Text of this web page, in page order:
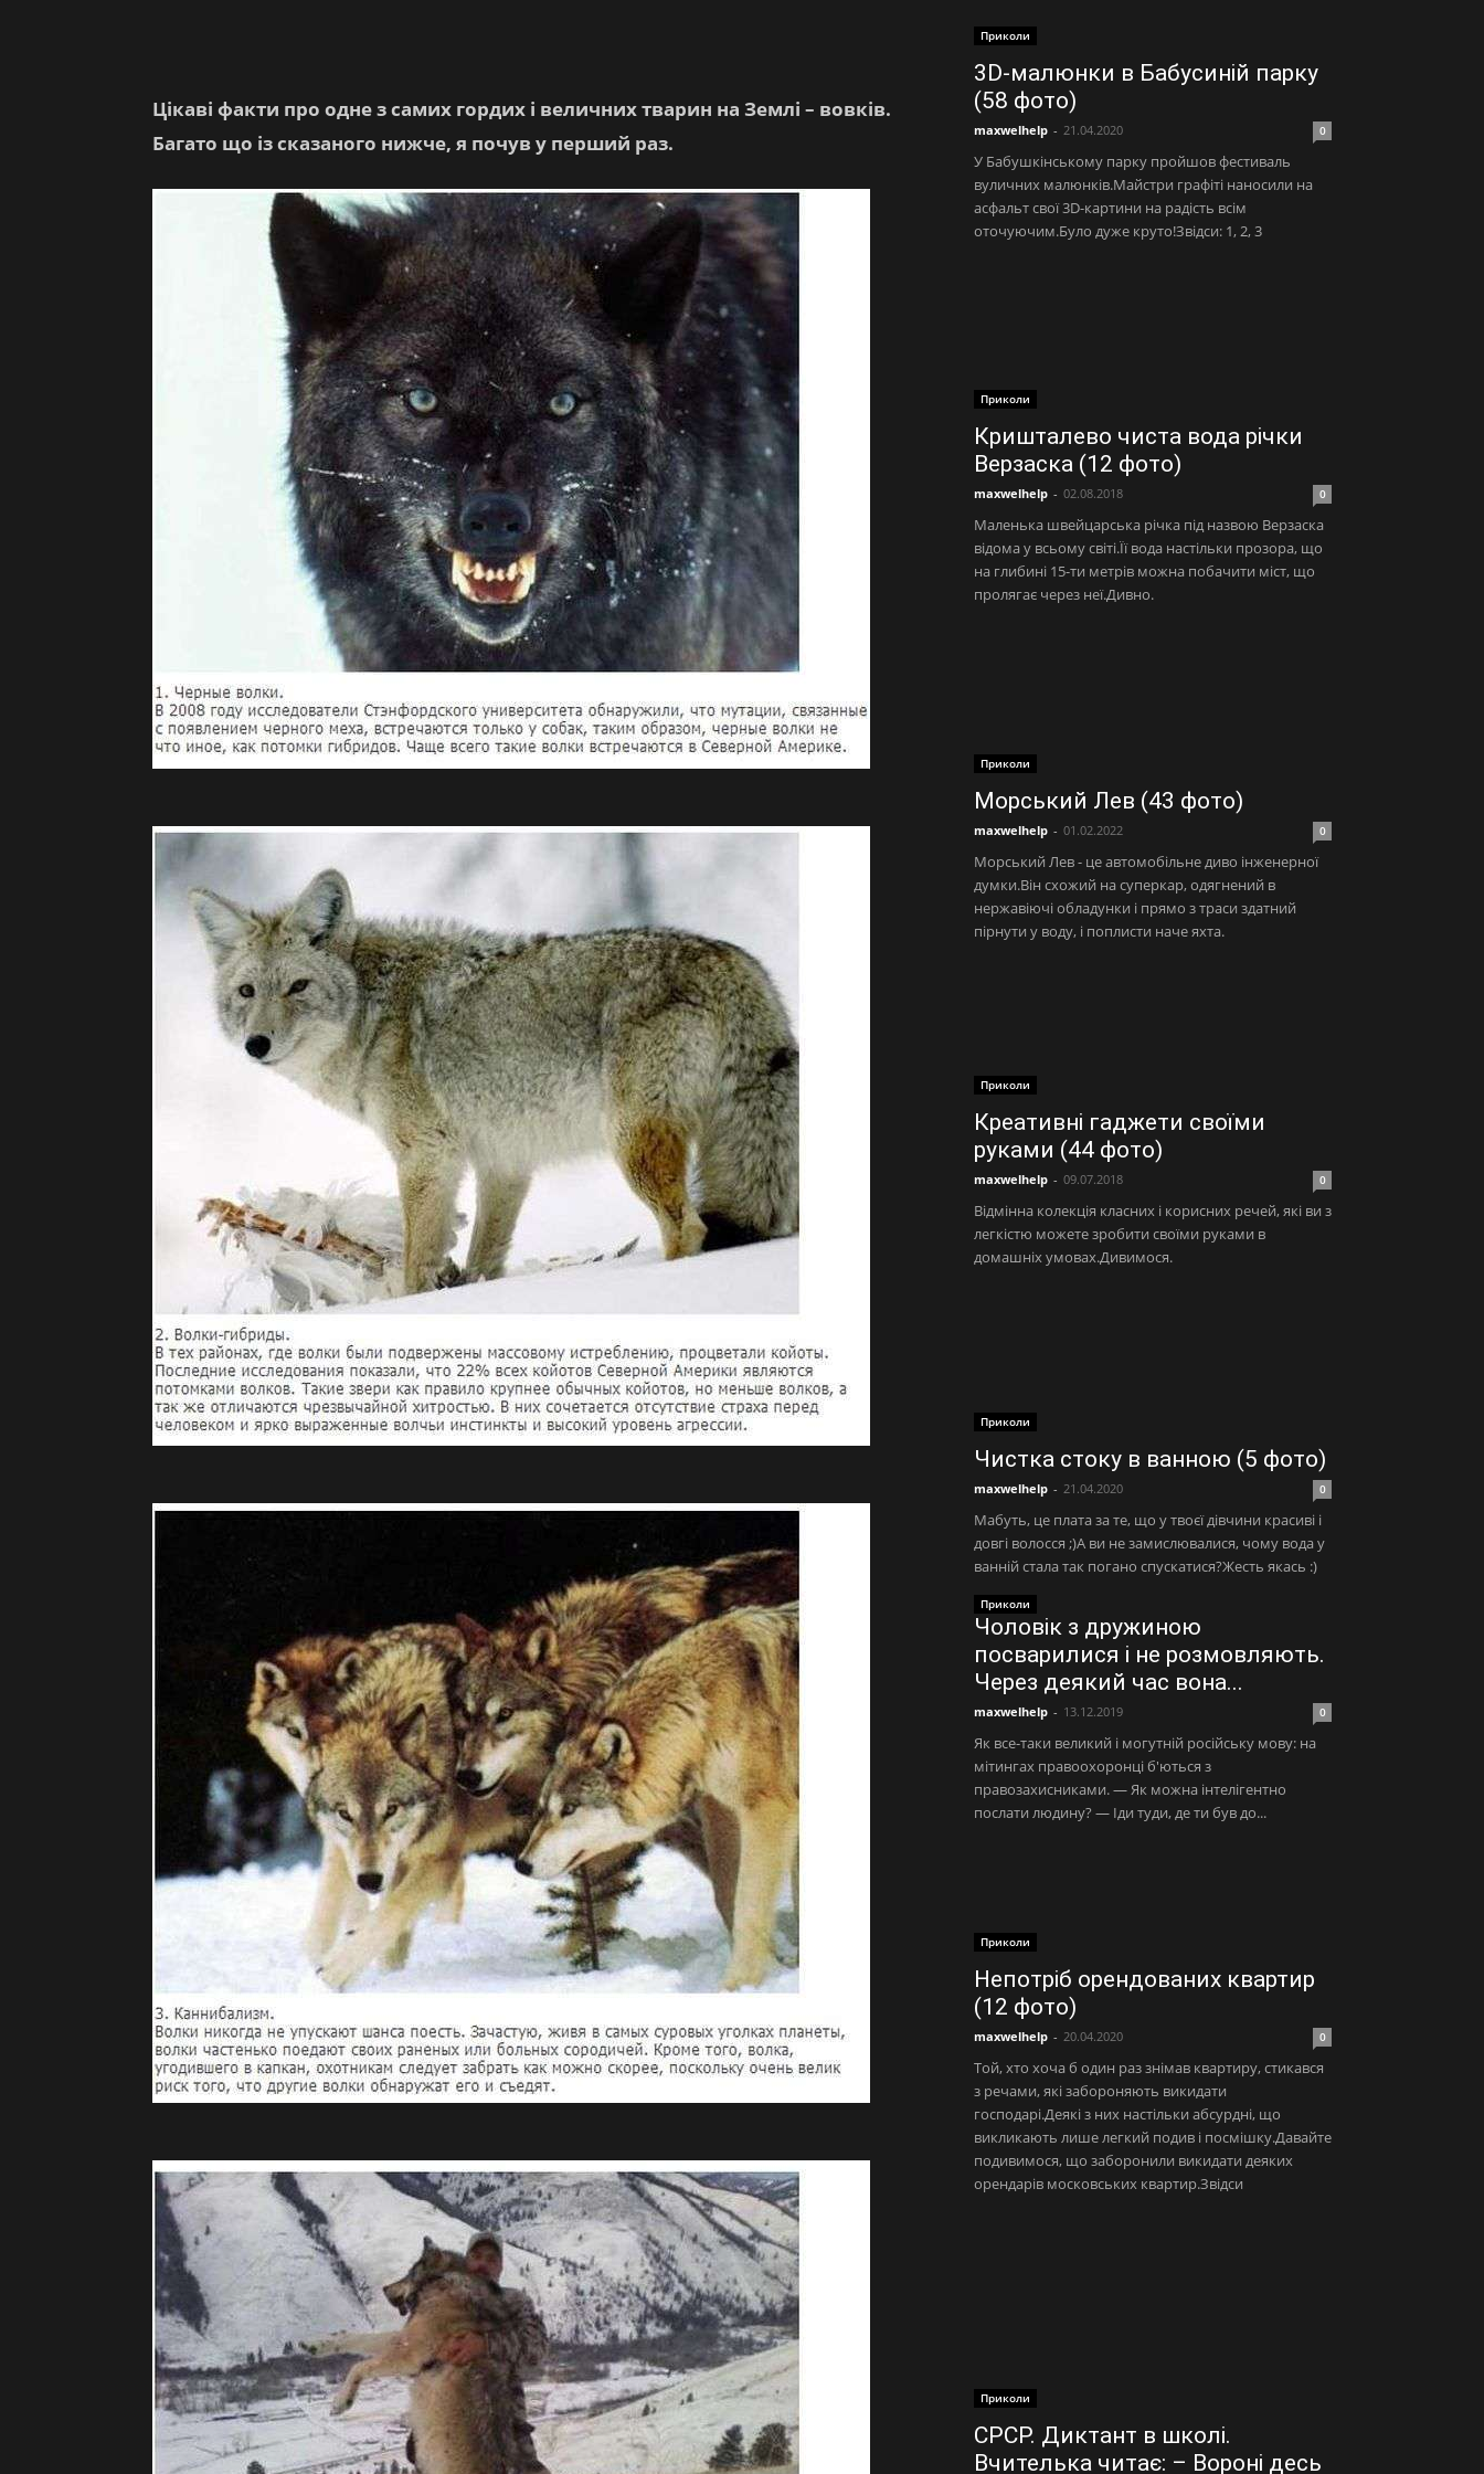
Цікаві факти про одне з самих гордих і величних тварин на Землі – вовків.
Багато що із сказаного нижче, я почув у перший раз.
Приколи
3D-малюнки в Бабусиній парку
(58 фото)
maxwelhelp - 21.04.2020 0
У Бабушкінському парку пройшов фестиваль
вуличних малюнків.Майстри графіті наносили на
асфальт свої 3D-картини на радість всім
оточуючим.Було дуже круто!Звідси: 1, 2, 3
Приколи
Кришталево чиста вода річки
Верзаска (12 фото)
maxwelhelp - 02.08.2018 0
Маленька швейцарська річка під назвою Верзаска
відома у всьому світі.Її вода настільки прозора, що
на глибині 15-ти метрів можна побачити міст, що
пролягає через неї.Дивно.
Приколи
Морський Лев (43 фото)
maxwelhelp - 01.02.2022 0
Морський Лев - це автомобільне диво інженерної
думки.Він схожий на суперкар, одягнений в
нержавіючі обладунки і прямо з траси здатний
пірнути у воду, і поплисти наче яхта.
Приколи
Креативні гаджети своїми
руками (44 фото)
maxwelhelp - 09.07.2018 0
Відмінна колекція класних і корисних речей, які ви з
легкістю можете зробити своїми руками в
домашніх умовах.Дивимося.
Приколи
Чистка стоку в ванною (5 фото)
maxwelhelp - 21.04.2020 0
Мабуть, це плата за те, що у твоєї дівчини красиві і
довгі волосся ;)А ви не замислювалися, чому вода у
ванній стала так погано спускатися?Жесть якась :)
Приколи
Чоловік з дружиною
посварилися і не розмовляють.
Через деякий час вона...
maxwelhelp - 13.12.2019 0
Як все-таки великий і могутній російську мову: на
мітингах правоохоронці б'ються з
правозахисниками. — Як можна інтелігентно
послати людину? — Іди туди, де ти був до...
Приколи
Непотріб орендованих квартир
(12 фото)
maxwelhelp - 20.04.2020 0
Той, хто хоча б один раз знімав квартиру, стикався
з речами, які забороняють викидати
господарі.Деякі з них настільки абсурдні, що
викликають лише легкий подив і посмішку.Давайте
подивимося, що заборонили викидати деяких
орендарів московських квартир.Звідси
Приколи
СРСР. Диктант в школі.
Вчителька читає: – Вороні десь